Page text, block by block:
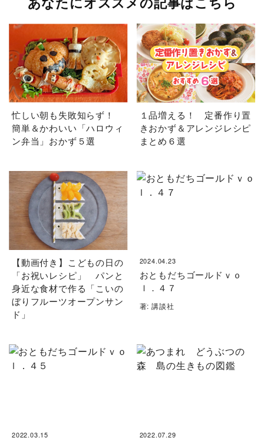
忙しい朝も失敗知らず！
簡単＆かわいい「ハロウィ
ン弁当」おかず５選
１品増える！ 定番作り置
きおかず＆アレンジレシピ
まとめ６選
【動画付き】こどもの日の
「お祝いレシピ」 パンと
身近な食材で作る「こいの
ぼりフルーツオープンサン
ド」
2024.04.23
おともだちゴールドｖｏ
ｌ．４７
著: 講談社
2022.03.15 2022.07.29